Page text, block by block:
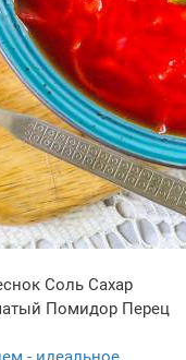
Соль Сахар
Помидор Перец